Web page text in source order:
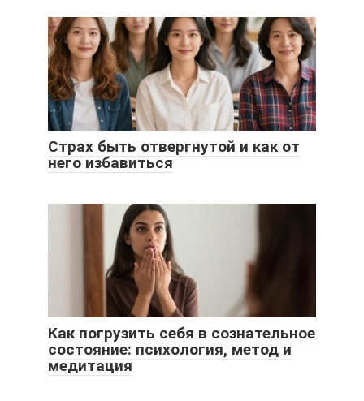
Страх быть отвергнутой и как от
него избавиться
Как погрузить себя в сознательное
состояние: психология, метод и
медитация